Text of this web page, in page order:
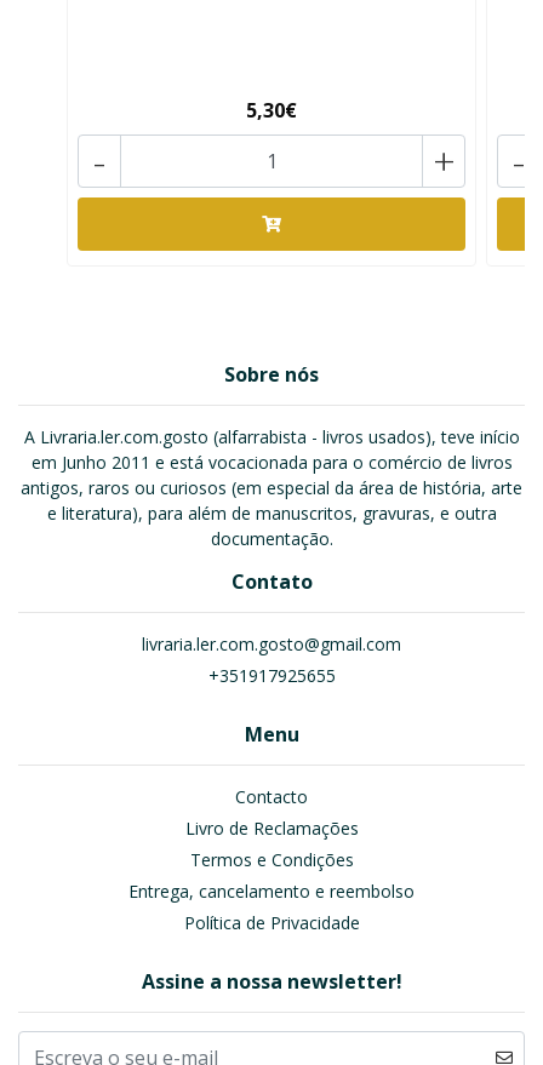
5,30€
+
- -
Sobre nós
A Livraria.ler.com.gosto (alfarrabista - livros usados), teve início
em Junho 2011 e está vocacionada para o comércio de livros
antigos, raros ou curiosos (em especial da área de história, arte
e literatura), para além de manuscritos, gravuras, e outra
documentação.
Contato
livraria.ler.com.gosto@gmail.com
+351917925655
Menu
Contacto
Livro de Reclamações
Termos e Condições
Entrega, cancelamento e reembolso
Política de Privacidade
Assine a nossa newsletter!